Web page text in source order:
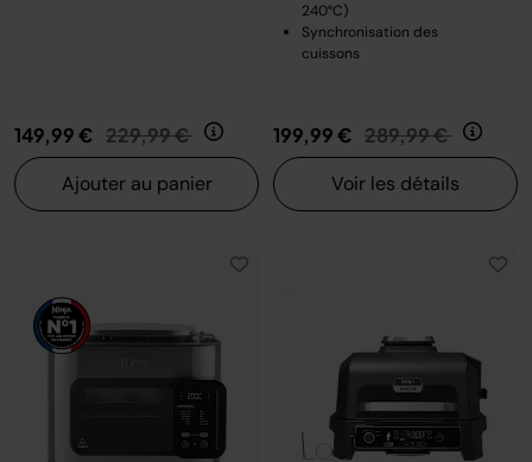
149,99 € Prix réduit de
229,99 € au
Ajouter au panier
240°C)
Synchronisation des
cuissons
199,99 € Prix réduit de
289,99 € au
Voir les détails